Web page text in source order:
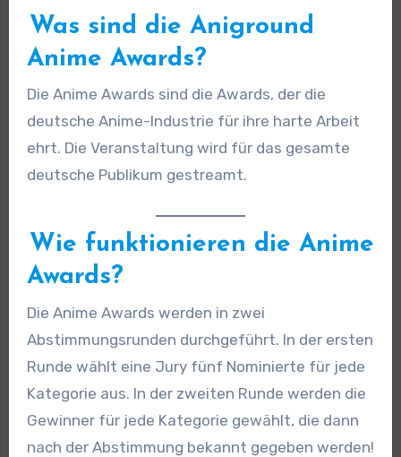
Was sind die Aniground
Anime Awards?
Die Anime Awards sind die Awards, der die
deutsche Anime-Industrie für ihre harte Arbeit
ehrt. Die Veranstaltung wird für das gesamte
deutsche Publikum gestreamt.
Wie funktionieren die Anime
Awards?
Die Anime Awards werden in zwei
Abstimmungsrunden durchgeführt. In der ersten
Runde wählt eine Jury fünf Nominierte für jede
Kategorie aus. In der zweiten Runde werden die
Gewinner für jede Kategorie gewählt, die dann
nach der Abstimmung bekannt gegeben werden!